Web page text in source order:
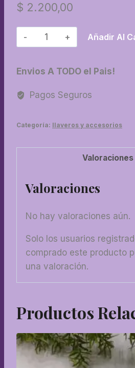
$ 2.200,00
03-
Llavero
chico
cantidad
Añadir Al
Envios A TODO el Pais!
Pagos Seguros
Categoría: llaveros y accesorios
Valoraciones
No hay valoraciones aún.
Solo los usuarios
comprado este producto
una valoración.
Productos